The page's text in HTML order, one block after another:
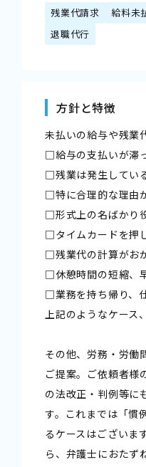
残業代請求 給料未
退職代行
方針と特徴
未払いの給与や残業
□給与の支払いが滞
□残業は発生してい
□特に合理的な理由
□形式上の名ばかり
□タイムカードを押
□残業代の計算がお
□休憩時間の短縮、
□業務を持ち帰り、
上記のようなケース
その他、労務・労働
ご提案。ご依頼者様
の法改正・判例等に
す。これまでは「慣
るケースはございま
ら、弁護士におたず